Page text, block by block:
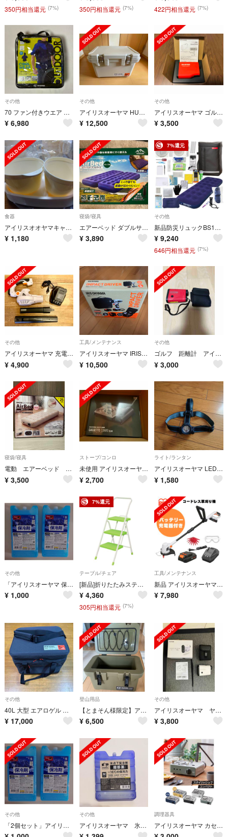
350円相当還元 (7%) 350円相当還元 (7%) 422円相当還元 (7%)
その他
70 ファン付きウエア 【 半そで M 】ブルー 空調服 撥水生地 フード付き
¥ 6,980
その他
アイリスオーヤマ HUGEL 真空断熱クーラーボックス 40L ホワイト
¥ 12,500
その他
アイリスオーヤマ ゴルフ レーザー距離計 レッド PLM-600-R
¥ 3,500
食器
アイリスオオヤマキャンプ食器
¥ 1,180
寝袋/寝具
エアーベッド ダブルサイズ(1台)
¥ 3,890
7%還元
その他
新品防災リュックBS131、31点エアーベッド付き撥水加工
¥ 9,240
646円相当還元 (7%)
その他
アイリスオーヤマ 充電式ブロワー JB181 コードレス／バッテリー・充電器付き
¥ 4,900
工具/メンテナンス
アイリスオーヤマ IRIS 充電式インパクトドライバ JID80-C
¥ 10,500
その他
ゴルフ 距離計 アイリスオーヤマ
¥ 3,000
寝袋/寝具
電動 エアーベッド スリムサイズ/アイリス
¥ 3,500
ストーブ/コンロ
未使用 アイリスオーヤマ カセットコンロ スリム
¥ 2,700
ライト/ランタン
アイリスオーヤマ LEDヘッドライト 115lm LWH-115
¥ 1,580
その他
「アイリスオーヤマ 保冷剤ハード CKB-350」2個セット
¥ 1,000
7%還元
テーブル/チェア
[新品]折りたたみステップ 安定設計 OSU-3LGR コンパクト収納
¥ 4,360
305円相当還元 (7%)
工具/メンテナンス
新品 アイリスオーヤマ 充電式 草刈機 18V 軽量2.0kg 刈込幅230mm ナイロンブレード バッテリー 充電器付 JGT230 刈払機 芝刈り機 グラストリマー コードレス
¥ 7,980
その他
40L 大型 エアロゲル アイリスオーヤマ HUGEL ソフトクーラーボックス
¥ 17,000
登山用品
【とまそん様限定】アイリスオーヤマ HUGEL クーラーボックス 20L
¥ 6,500
その他
アイリスオーヤマ ヤードスコープ YS20-L
¥ 3,800
その他
「2個セット」アイリスオーヤマ 保冷剤ハード CKB-350
その他
アイリスオーヤマ 氷点下保冷剤 超低温 mサイズ 保冷剤
調理器具
アイリスオーヤマ カセットコンロ ミニ IGC-M1-G オリーブグリーン